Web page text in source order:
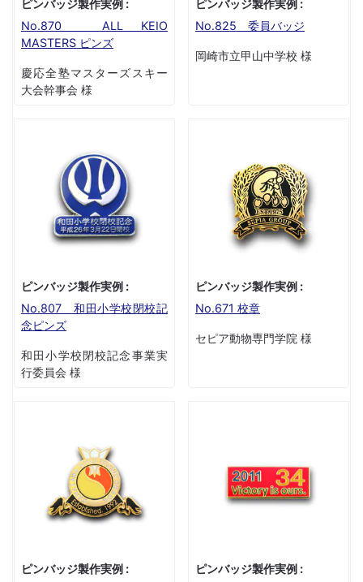
ピンバッジ製作実例 :
No.870 ALL KEIO
MASTERS ピンズ
慶応全塾マスターズスキー
大会幹事会 様
ピンバッジ製作実例 :
No.825 委員バッジ
岡崎市立甲山中学校 様
ピンバッジ製作実例 :
No.807 和田小学校閉校記
念ピンズ
和田小学校閉校記念事業実
行委員会 様
ピンバッジ製作実例 :
No.671 校章
セピア動物専門学院 様
ピンバッジ製作実例 :
ピンバッジ製作実例 :